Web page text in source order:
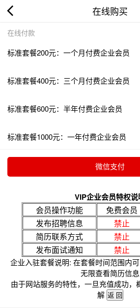
在线购买
在线付款
标准套餐200元：一个月付费企业会员
标准套餐400元：三个月付费企业会员
标准套餐600元：半年付费企业会员
标准套餐1000元：一年付费企业会员
VIP企业会员特权说
会员操作功能 免费会员
发布招聘信息
禁止
简历联系方式
禁止
发布面试通知
禁止
企业入驻套餐说明: 在套餐时间范围内
无限查看简历信息
由于网站服务的特性，一旦充值成功，
解